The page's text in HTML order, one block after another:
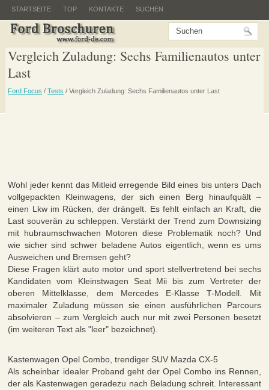
STARTSEITE TOP KONTAKTE SUCHEN
Vergleich Zuladung: Sechs Familienautos unter
Last
Ford Focus /Tests / Vergleich Zuladung: Sechs Familienautos unter Last
Wohl jeder kennt das Mitleid erregende Bild eines bis unters Dach
vollgepackten Kleinwagens, der sich einen Berg hinaufquält –
einen Lkw im Rücken, der drängelt. Es fehlt einfach an Kraft, die
Last souverän zu schleppen. Verstärkt der Trend zum Downsizing
mit hubraumschwachen Motoren diese Problematik noch? Und
wie sicher sind schwer beladene Autos eigentlich, wenn es ums
Ausweichen und Bremsen geht?
Diese Fragen klärt auto motor und sport stellvertretend bei sechs
Kandidaten vom Kleinstwagen Seat Mii bis zum Vertreter der
oberen Mittelklasse, dem Mercedes E-Klasse T-Modell. Mit
maximaler Zuladung müssen sie einen ausführlichen Parcours
absolvieren – zum Vergleich auch nur mit zwei Personen besetzt
(im weiteren Text als "leer" bezeichnet).
Kastenwagen Opel Combo, trendiger SUV Mazda CX-5
Als scheinbar idealer Proband geht der Opel Combo ins Rennen,
der als Kastenwagen geradezu nach Beladung schreit. Interessant